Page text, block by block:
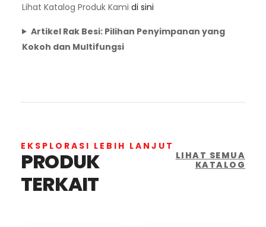
Lihat Katalog Produk Kami di sini
Artikel Rak Besi: Pilihan Penyimpanan yang
Kokoh dan Multifungsi
EKSPLORASI LEBIH LANJUT
PRODUK
TERKAIT
LIHAT SEMUA
KATALOG